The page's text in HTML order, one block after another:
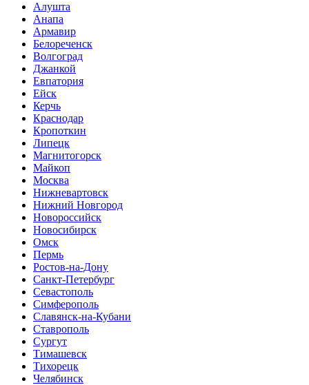
Алушта
Анапа
Армавир
Белореченск
Волгоград
Джанкой
Евпатория
Ейск
Керчь
Краснодар
Кропоткин
Липецк
Магнитогорск
Майкоп
Москва
Нижневартовск
Нижний Новгород
Новороссийск
Новосибирск
Омск
Пермь
Ростов-на-Дону
Санкт-Петербург
Севастополь
Симферополь
Славянск-на-Кубани
Ставрополь
Сургут
Тимашевск
Тихорецк
Челябинск